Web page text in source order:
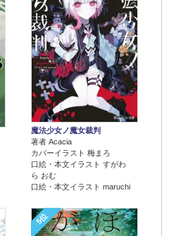
魔法少女ノ魔女裁判
著者 Acacia
カバーイラスト 梅まろ
口絵・本文イラスト すがわ
ら おむ
口絵・本文イラスト maruchi
5位